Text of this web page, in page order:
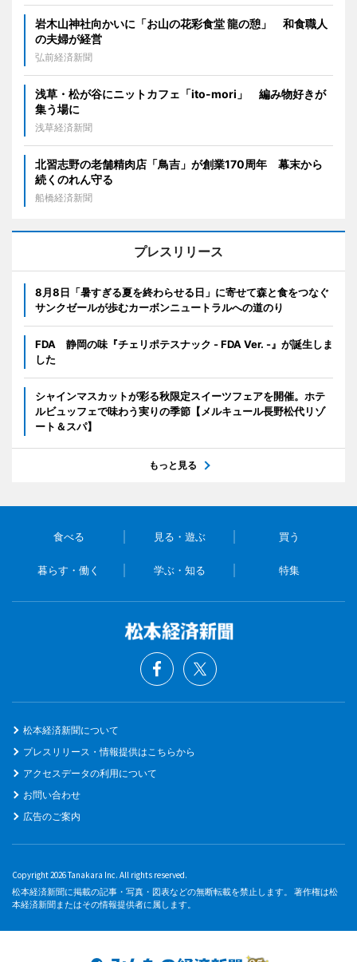
岩木山神社向かいに「お山の花彩食堂 龍の憩」 和食職人
の夫婦が経営
弘前経済新聞
浅草・松が谷にニットカフェ「ito-mori」 編み物好きが
集う場に
浅草経済新聞
北習志野の老舗精肉店「鳥吉」が創業170周年 幕末から
続くのれん守る
船橋経済新聞
プレスリリース
8月8日「暑すぎる夏を終わらせる日」に寄せて森と食をつなぐ
サンクゼールが歩むカーボンニュートラルへの道のり
FDA 静岡の味『チェリポテスナック - FDA Ver. -』が誕生しま
した
シャインマスカットが彩る秋限定スイーツフェアを開催。ホテ
ルビュッフェで味わう実りの季節【メルキュール長野松代リゾ
ート＆スパ】
もっと見る
食べる 見る・遊ぶ 買う
暮らす・働く 学ぶ・知る 特集
松本経済新聞について
プレスリリース・情報提供はこちらから
アクセスデータの利用について
お問い合わせ
広告のご案内
Copyright 2026 Tanakara Inc. All rights reserved.
松本経済新聞に掲載の記事・写真・図表などの無断転載を禁止します。 著作権は松
本経済新聞またはその情報提供者に属します。